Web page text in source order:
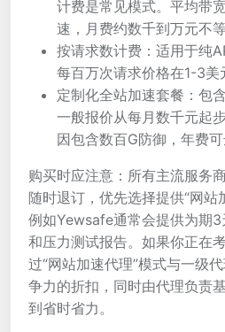
计费是常见模式。平均带
速，月费约数千到万元不等
按请求数计费：适用于纯
每百万次请求价格在1-3美
定制化全站加速套餐：包
一般报价从每月数千元起
因包含数百G防御，年费可
购买时应注意：所有主流服务
随时退订，优先选择提供“网站
例如Yewsafe通常会提供为期
和压力测试报告。如果你正在
过“网站加速代理”模式与一级
争力的折扣，同时由代理负责
到省时省力。